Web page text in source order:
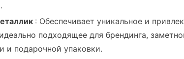
: Обеспечивает уникальное и
подходящее для брендинга,
и подарочной упаковки.